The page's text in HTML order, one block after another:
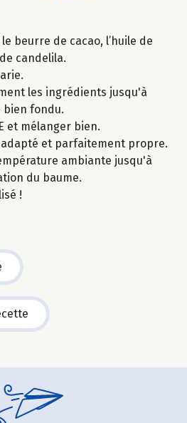
beurre de cacao, l’huile de
candelila.
les ingrédients jusqu'à
bien fondu.
et mélanger bien.
et parfaitement propre.
ambiante jusqu'à
du baume.
!